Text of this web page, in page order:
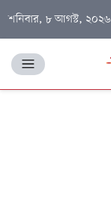
শনিবার, ৮ আগস্ট, ২০২৬